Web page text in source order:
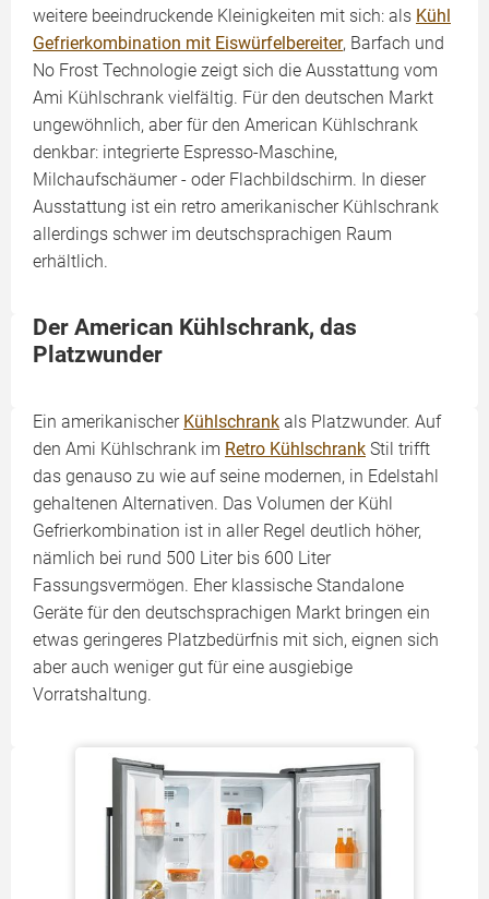
weitere beeindruckende Kleinigkeiten mit sich: als Kühl
Gefrierkombination mit Eiswürfelbereiter, Barfach und
No Frost Technologie zeigt sich die Ausstattung vom
Ami Kühlschrank vielfältig. Für den deutschen Markt
ungewöhnlich, aber für den American Kühlschrank
denkbar: integrierte Espresso-Maschine,
Milchaufschäumer - oder Flachbildschirm. In dieser
Ausstattung ist ein retro amerikanischer Kühlschrank
allerdings schwer im deutschsprachigen Raum
erhältlich.
Der American Kühlschrank, das
Platzwunder
Ein amerikanischer Kühlschrank als Platzwunder. Auf
den Ami Kühlschrank im Retro Kühlschrank Stil trifft
das genauso zu wie auf seine modernen, in Edelstahl
gehaltenen Alternativen. Das Volumen der Kühl
Gefrierkombination ist in aller Regel deutlich höher,
nämlich bei rund 500 Liter bis 600 Liter
Fassungsvermögen. Eher klassische Standalone
Geräte für den deutschsprachigen Markt bringen ein
etwas geringeres Platzbedürfnis mit sich, eignen sich
aber auch weniger gut für eine ausgiebige
Vorratshaltung.